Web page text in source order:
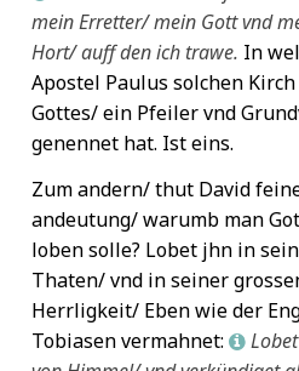
mein Erretter/ mein Gott vnd
Hort/ auff den ich trawe. In
Apostel Paulus solchen
Gottes/ ein Pfeiler vnd
genennet hat. Ist eins.
Zum andern/ thut David
andeutung/ warumb man
loben solle? Lobet jhn in
Thaten/ vnd in seiner
Herrligkeit/ Eben wie der
Tobiasen vermahnet: L